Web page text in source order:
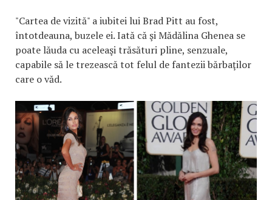
"Cartea de vizită" a iubitei lui Brad Pitt au fost,
întotdeauna, buzele ei. Iată că şi Mădălina Ghenea se
poate lăuda cu aceleaşi trăsături pline, senzuale,
capabile să le trezească tot felul de fantezii bărbaţilor
care o văd.